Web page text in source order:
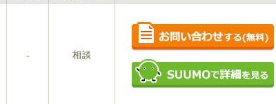
- 相談